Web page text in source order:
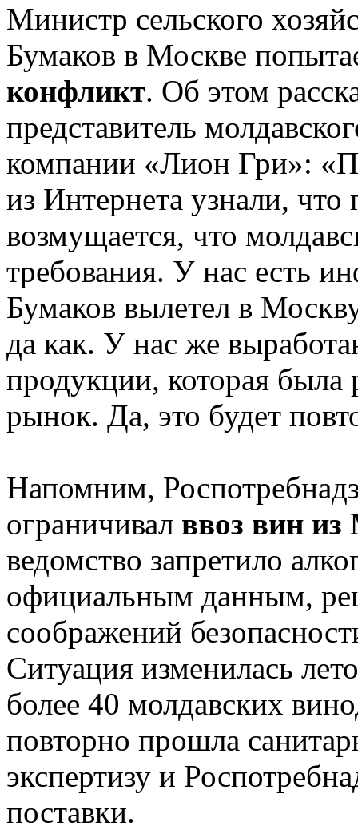
Министр сельского
Бумаков в Москве
конфликт. Об этом
представитель
компании «Лион Гри»:
из Интернета узнали,
возмущается, что
требования. У нас есть
Бумаков вылетел в
да как. У нас же
продукции, которая была
рынок. Да, это будет
Напомним,
ограничивал ввоз вин
ведомство запретило
официальным данным,
соображений
Ситуация изменилась
более 40 молдавских
повторно прошла
экспертизу и
поставки.